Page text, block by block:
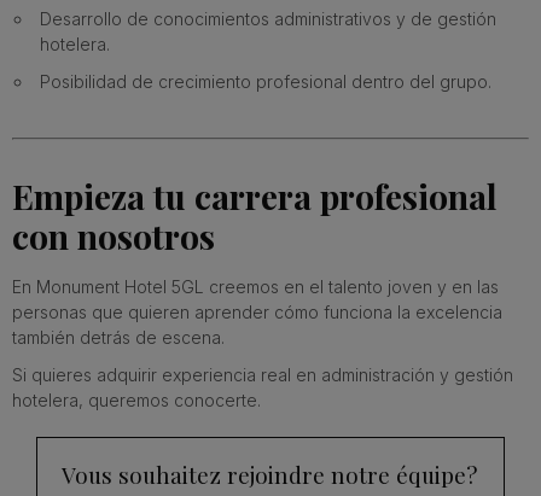
Desarrollo de conocimientos administrativos y de gestión
hotelera.
Posibilidad de crecimiento profesional dentro del grupo.
Empieza tu carrera profesional
con nosotros
En Monument Hotel 5GL creemos en el talento joven y en las
personas que quieren aprender cómo funciona la excelencia
también detrás de escena.
Si quieres adquirir experiencia real en administración y gestión
hotelera, queremos conocerte.
Vous souhaitez rejoindre notre équipe?